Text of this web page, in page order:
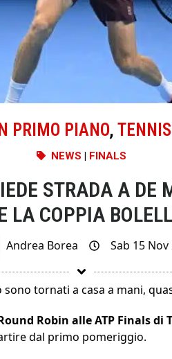
IN PRIMO PIANO, TENNIS
NEWS | FINALS
STRADA A DE
LA COPPIA
Andrea Borea Sab 15 Nov
tornati a casa a mani,
Robin alle ATP Finals di
dal primo pomeriggio.